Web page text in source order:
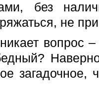
без
не
вопрос
загадочное,